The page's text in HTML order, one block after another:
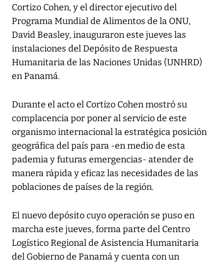
Cortizo Cohen, y el director ejecutivo del
Programa Mundial de Alimentos de la ONU,
David Beasley, inauguraron este jueves las
instalaciones del Depósito de Respuesta
Humanitaria de las Naciones Unidas (UNHRD)
en Panamá.
Durante el acto el Cortizo Cohen mostró su
complacencia por poner al servicio de este
organismo internacional la estratégica posición
geográfica del país para -en medio de esta
pademia y futuras emergencias- atender de
manera rápida y eficaz las necesidades de las
poblaciones de países de la región.
El nuevo depósito cuyo operación se puso en
marcha este jueves, forma parte del Centro
Logístico Regional de Asistencia Humanitaria
del Gobierno de Panamá y cuenta con un